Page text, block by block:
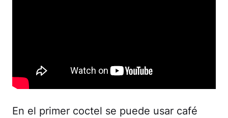
En el primer coctel se puede usar café